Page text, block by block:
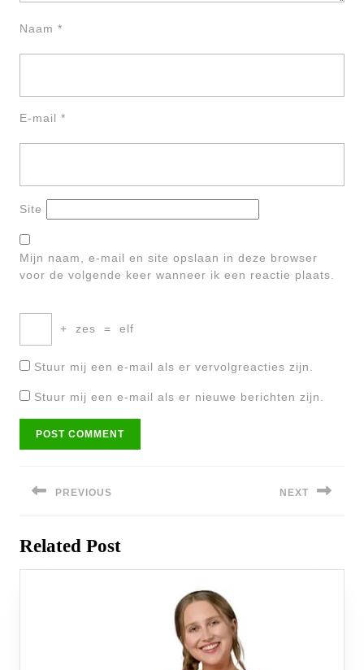
Naam *
E-mail *
Site
Mijn naam, e-mail en site opslaan in deze browser
voor de volgende keer wanneer ik een reactie plaats.
+ zes = elf
Stuur mij een e-mail als er vervolgreacties zijn.
Stuur mij een e-mail als er nieuwe berichten zijn.
navigatie
PREVIOUS
post:
NEXT
Related Post